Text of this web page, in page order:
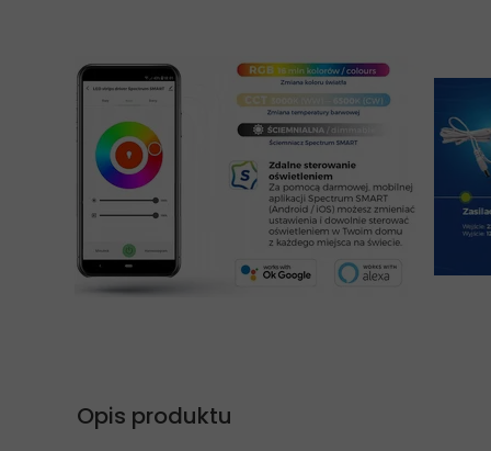
Opis produktu